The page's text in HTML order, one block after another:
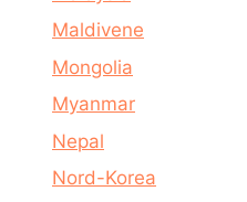
Maldivene
Mongolia
Myanmar
Nepal
Nord-Korea